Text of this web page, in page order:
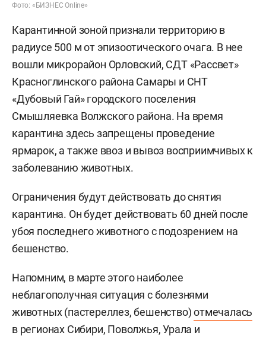
Фото: «БИЗНЕС Online»
Карантинной зоной признали территорию в
радиусе 500 м от эпизоотического очага. В нее
вошли микрорайон Орловский, СДТ «Рассвет»
Красноглинского района Самары и СНТ
«Дубовый Гай» городского поселения
Смышляевка Волжского района. На время
карантина здесь запрещены проведение
ярмарок, а также ввоз и вывоз восприимчивых к
заболеванию животных.
Ограничения будут действовать до снятия
карантина. Он будет действовать 60 дней после
убоя последнего животного с подозрением на
бешенство.
Напомним, в марте этого наиболее
неблагополучная ситуация с болезнями
животных (пастереллез, бешенство)отмечалась
в регионах Сибири, Поволжья, Урала и